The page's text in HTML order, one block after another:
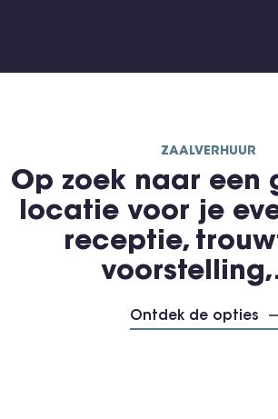
ZAALVERHUUR
Op zoek naar een
locatie voor je
receptie,
Ontdek de opties